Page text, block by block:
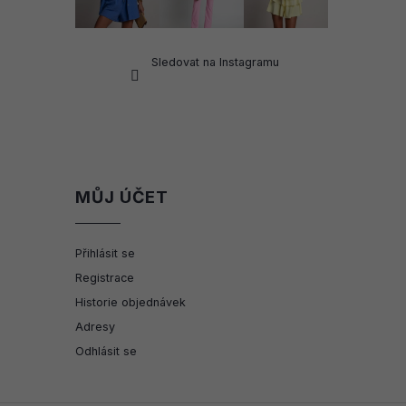
Sledovat na Instagramu
MŮJ ÚČET
Přihlásit se
Registrace
Historie objednávek
Adresy
Odhlásit se